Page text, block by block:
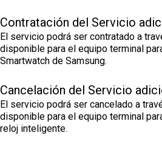
Contratación del Servicio
El servicio podrá ser contratado a
disponible para el equipo terminal
Smartwatch de Samsung.
Cancelación del Servicio
El servicio podrá ser cancelado a
disponible para el equipo terminal
reloj inteligente.